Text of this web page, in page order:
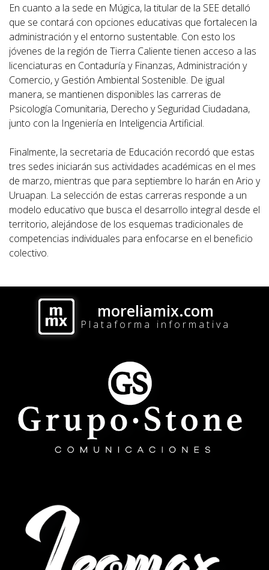
En cuanto a la sede en Múgica, la titular de la SEE detalló
que se contará con opciones educativas que fortalecen la
administración y el entorno sustentable. Con esto los
jóvenes de la región de Tierra Caliente tienen acceso a las
licenciaturas en Contaduría y Finanzas, Administración y
Comercio, y Gestión Ambiental Sostenible. De igual
manera, se mantienen disponibles las carreras de
Psicología Comunitaria, Derecho y Seguridad Ciudadana,
junto con la Ingeniería en Inteligencia Artificial.
Finalmente, la secretaria de Educación recordó que estas
tres sedes iniciarán sus actividades académicas en el mes
de marzo, mientras que para septiembre lo harán en Ario y
Uruapan. La selección de estas carreras responde a un
modelo educativo que busca el desarrollo integral desde el
territorio, alejándose de los esquemas tradicionales de
competencias individuales para enfocarse en el beneficio
colectivo.
moreliamix.com
Plataforma informativa